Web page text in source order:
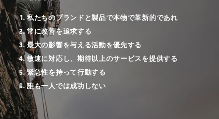
見
私たちのブランドと製品で本物で革新的であれ
常に改善を追求する
最大の影響を与える活動を優先する
敏速に対応し、期待以上のサービスを提供する
緊急性を持って行動する
誰も一人では成功しない